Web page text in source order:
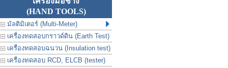
(HAND TOOLS)
มัลติมิเตอร์ (Multi-Meter)
เครื่องทดสอบกราวด์ดิน (Earth Test)
เครื่องทดสอบฉนวน (Insulation test)
เครื่องทดสอบ RCD, ELCB (tester)